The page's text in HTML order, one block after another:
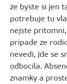
ze byste si jen
potrebuje tu
nejste
pripade ze
nevedi, jde se
odbocila.
znamky a